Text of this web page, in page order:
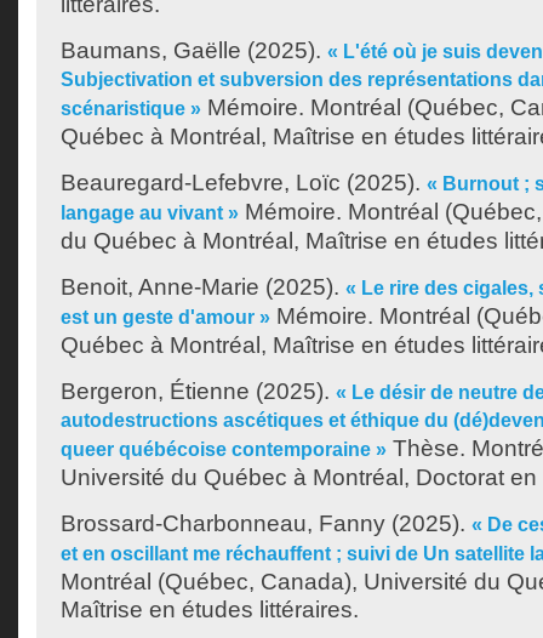
Baumans, Gaëlle (2025). « L'été où je suis
Subjectivation et subversion des représentations
scénaristique » Mémoire. Montréal (Québec,
Québec à Montréal, Maîtrise en études
Beauregard-Lefebvre, Loïc (2025). « Burnout ;
langage au vivant » Mémoire. Montréal
du Québec à Montréal, Maîtrise en études
Benoit, Anne-Marie (2025). « Le rire des cigales,
est un geste d'amour » Mémoire. Montréal
Québec à Montréal, Maîtrise en études
Bergeron, Étienne (2025). « Le désir de neutre
autodestructions ascétiques et éthique du
queer québécoise contemporaine » Thèse.
Université du Québec à Montréal, Doctorat
Brossard-Charbonneau, Fanny (2025). « De
et en oscillant me réchauffent ; suivi de Un satellite
Montréal (Québec, Canada), Université du
Maîtrise en études littéraires.